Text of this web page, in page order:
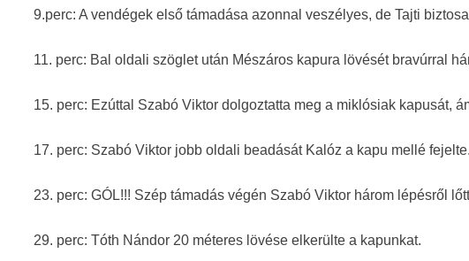
9.perc: A vendégek első támadása azonnal veszélyes, de Tajti
11. perc: Bal oldali szöglet után Mészáros kapura lövését bravúrral
15. perc: Ezúttal Szabó Viktor dolgoztatta meg a miklósiak kapusát,
17. perc: Szabó Viktor jobb oldali beadását Kalóz a kapu mellé fejelte.
23. perc: GÓL!!! Szép támadás végén Szabó Viktor három lépésről
29. perc: Tóth Nándor 20 méteres lövése elkerülte a kapunkat.